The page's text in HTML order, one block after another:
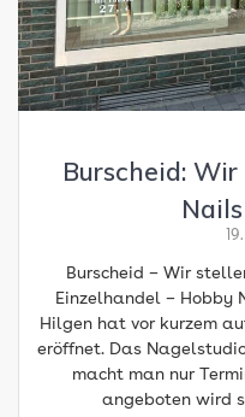
Burscheid:
Burscheid – Wir
Einzelhandel – Hobby
Hilgen hat vor kurzem
eröffnet. Das
macht man nur
angeboten wird